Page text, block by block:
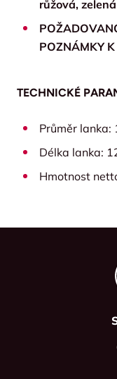
růžová, zelená
POZNÁMKY
TECHNICKÉ
Průměr lanka:
Délka lanka:
Hmotnost